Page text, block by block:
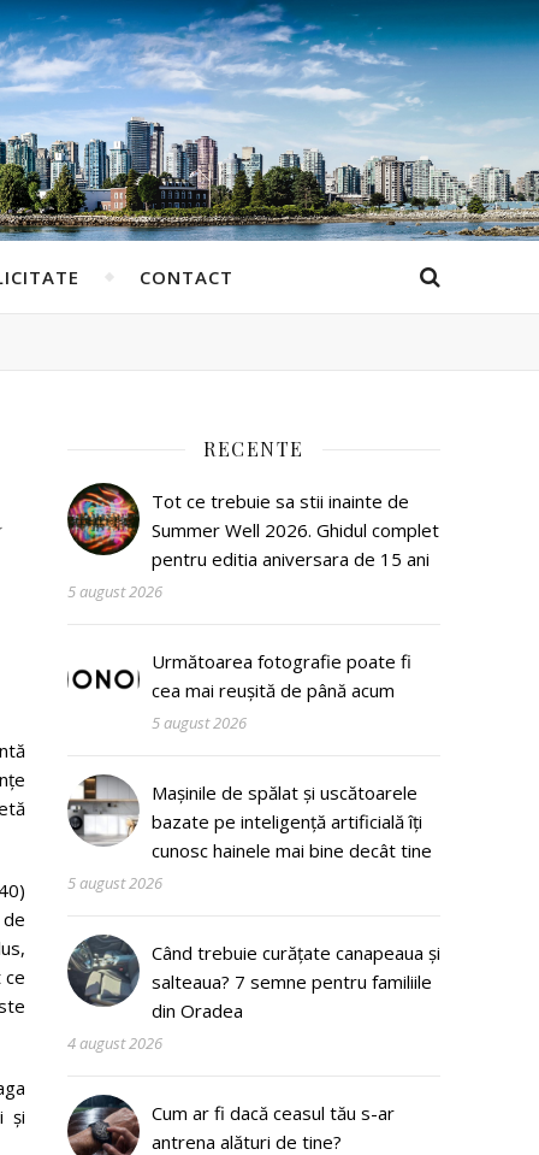
CONTACT
ce
și
RECENTE
Tot ce trebuie sa stii inainte de
Summer Well 2026. Ghidul complet
pentru editia aniversara de 15 ani
5 august 2026
Următoarea fotografie poate fi
cea mai reușită de până acum
5 august 2026
Mașinile de spălat și uscătoarele
bazate pe inteligență artificială îți
cunosc hainele mai bine decât tine
5 august 2026
Când trebuie curățate canapeaua și
salteaua? 7 semne pentru familiile
din Oradea
4 august 2026
Cum ar fi dacă ceasul tău s-ar
antrena alături de tine?